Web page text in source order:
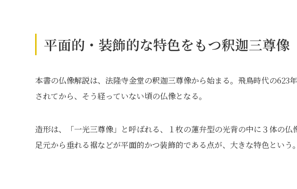
平面的・装飾的な特色をもつ釈迦三尊像
本書の仏像解説は、法隆寺金堂の釈迦三尊像から始まる。飛鳥時代の623
されてから、そう経っていない頃の仏像となる。
造形は、「一光三尊像」と呼ばれる、１枚の蓮弁型の光背の中に３体の
足元から垂れる裾などが平面的かつ装飾的である点が、大きな特色という。